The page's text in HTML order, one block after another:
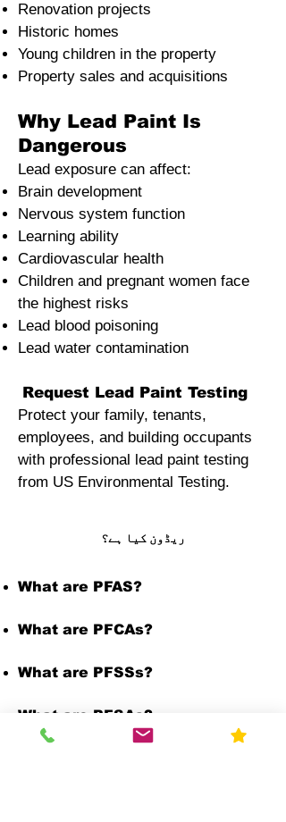
Renovation projects
Historic homes
Young children in the property
Property sales and acquisitions
Why Lead Paint Is
Dangerous
Lead exposure can affect:
Brain development
Nervous system function
Learning ability
Cardiovascular health
Children and pregnant women face
the highest risks
Lead blood poisoning
Lead water contamination
Request Lead Paint Testing
Protect your family, tenants,
employees, and building occupants
with professional lead paint testing
from US Environmental Testing.
ریڈون کیا ہے؟
What are PFAS?
What are PFCAs?
What are PFSSs?
What are PFSAs?